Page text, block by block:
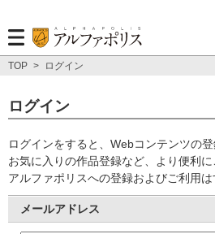
TOP > ログイン
ログイン
ログインをすると、Webコンテンツの
お気に入りの作品登録など、より便利に
アルファポリスへの登録およびご利用は
メールアドレス